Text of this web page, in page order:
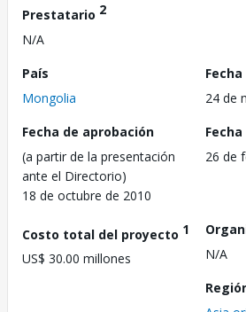
Prestatario 2
N/A
País
Mongolia
24 de
Fecha de aprobación
(a partir de la presentación
ante el Directorio)
18 de octubre de 2010
26 de
Costo total del proyecto 1
US$ 30.00 millones
N/A